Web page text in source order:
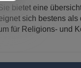
bietet eine
sich bestens
für Religions- und